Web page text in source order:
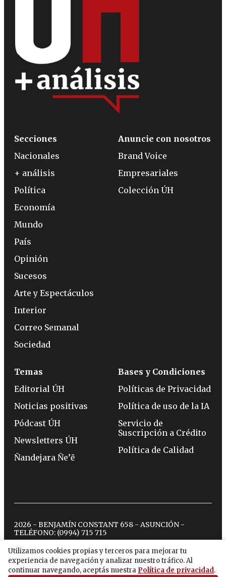
Utilizamos cookies propias y terceros para mejorar tu
experiencia de navegación y analizar nuestro tráfico. Al
continuar navegando, aceptás nuestra Política de privacidad.
Secciones
Nacionales
+ análisis
Política
Economía
Mundo
País
Opinión
Sucesos
Arte y Espectáculos
Interior
Correo Semanal
Sociedad
Anuncie con nosotros
Brand Voice
Empresariales
Colección ÚH
Temas
Editorial ÚH
Noticias positivas
Pódcast ÚH
Newsletters ÚH
Ñandejara Ñe’ẽ
Bases y Condiciones
Políticas de Privacidad
Política de uso de la IA
Servicio de
Suscripción a Crédito
Política de Calidad
2026 - BENJAMÍN CONSTANT 658 - ASUNCIÓN -
TELÉFONO: (0994) 715 715
twitterinstagram
facebook
tiktokyoutubespotify